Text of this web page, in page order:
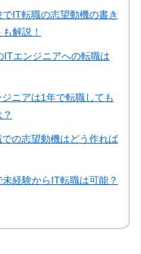
IT転職の志望動機の書き
解説！
ITエンジニアへの転職は
ニアは1年で転職しても
の志望動機はどう作れば
経験からIT転職は可能？